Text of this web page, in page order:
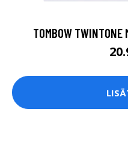
TOMBOW TWINTONE